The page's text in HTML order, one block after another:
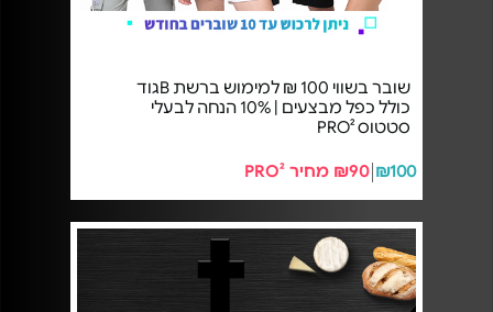
שובר בשווי 100 ₪ למימוש ברשת Bגוד
כולל כפל מבצעים | 10% הנחה לבעלי
סטטוס PRO²
₪100 ₪90 מחיר PRO²